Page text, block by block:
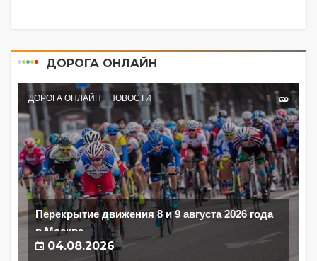
ДОРОГА ОНЛАЙН
ДОРОГА ОНЛАЙН НОВОСТИ
Перекрытие движения 8 и 9 августа 2026 года
в Москве
04.08.2026